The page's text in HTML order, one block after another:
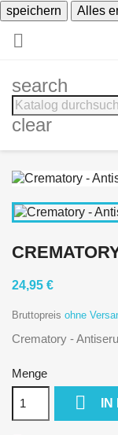
speichern
Alles

search
clear
24,95 €
Bruttopreis ohne
Crematory -
Menge
